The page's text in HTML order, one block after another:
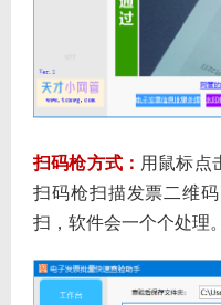
扫码枪方式： 用鼠标点
扫码枪扫描发票二维
扫，软件会一个个处理。